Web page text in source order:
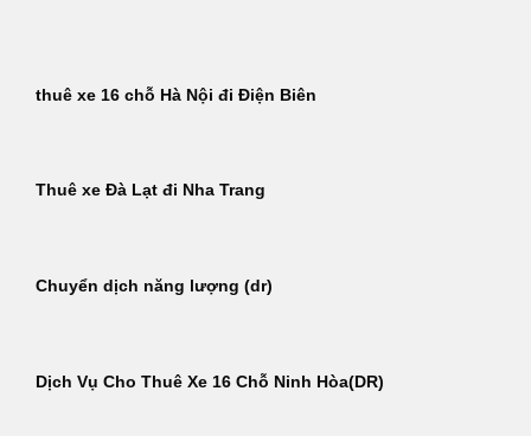
dungthuê xe 16 chỗ Hà Nội đi Điện Biên
Thuê xe Đà Lạt đi Nha Trang
Chuyển dịch năng lượng (dr)
Dịch Vụ Cho Thuê Xe 16 Chỗ Ninh Hòa(DR)